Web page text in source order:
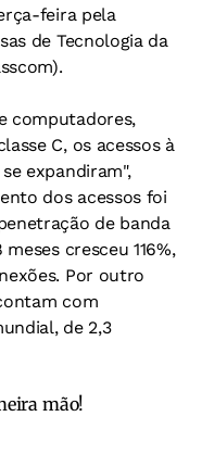
feira pela
de Tecnologia da
computadores,
C, os acessos à
expandiram",
dos acessos foi
de banda
cresceu 116%,
Por outro
com
de 2,3
mão!